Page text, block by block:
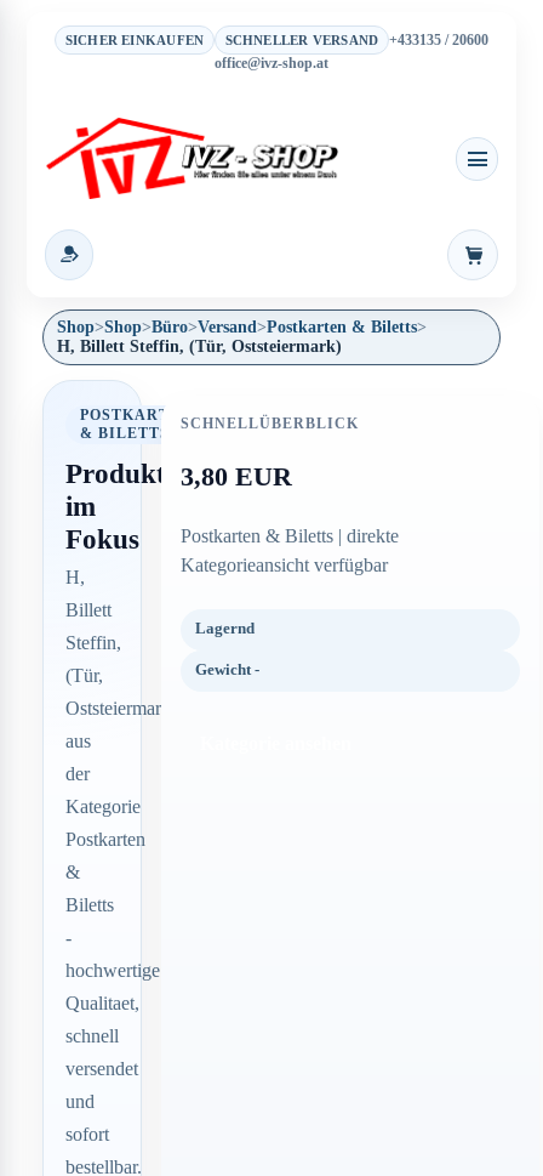
SICHER EINKAUFEN SCHNELLER VERSAND
+433135 / 20600
office@ivz-shop.at
Shop>Shop>Büro>Versand>Postkarten & Biletts>
H, Billett Steffin, (Tür, Oststeiermark)
POSTKARTEN
& BILETTS
Produkt
im
Fokus
H,
Billett
Steffin,
(Tür,
Oststeiermark)
aus
der
Kategorie
Postkarten
&
Biletts
-
hochwertige
Qualitaet,
schnell
versendet
und
sofort
bestellbar.
SCHNELLÜBERBLICK
3,80 EUR
Postkarten & Biletts | direkte
Kategorieansicht verfügbar
Lagernd
Gewicht -